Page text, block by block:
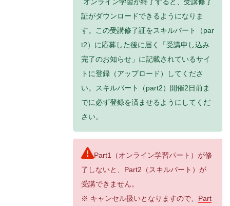
証がダウンロードできるようになりま
す。この受講修了証をスキルパート（par
t2）に応募した後に届く「受講申し込み
完了のお知らせ」に記載されているサイ
トに登録（アップロード）してくださ
い。スキルパート（part2）開催2日前ま
でに必ず登録を済ませるようにしてくだ
さい。
Part1（オンライン学習パート）が修
了しないと、Part2（スキルパート）が
受講できません。
※ キャンセル扱いとなりますので、 Part